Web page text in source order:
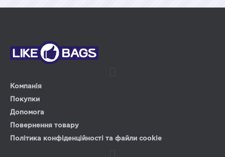
Компанія
Покупки
Допомога
Повернення товару
Політика конфіденційності та файли cookie